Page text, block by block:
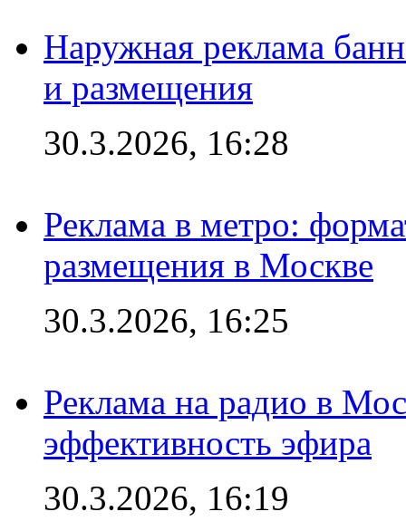
Наружная реклама
и размещения
30.3.2026, 16:28
Реклама в метро:
размещения в Москве
30.3.2026, 16:25
Реклама на радио в
эффективность эфира
30.3.2026, 16:19